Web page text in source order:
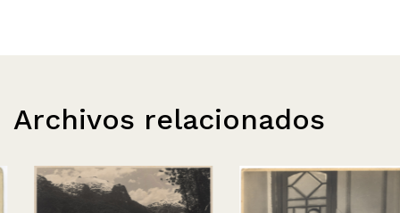
Archivos relacionados